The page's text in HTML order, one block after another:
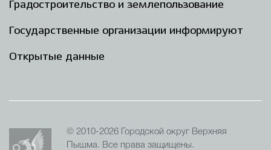
Градостроительство и землепользование
Государственные организации информируют
Открытые данные
© 2010-2026 Городской округ Верхняя
Пышма. Все права защищены.